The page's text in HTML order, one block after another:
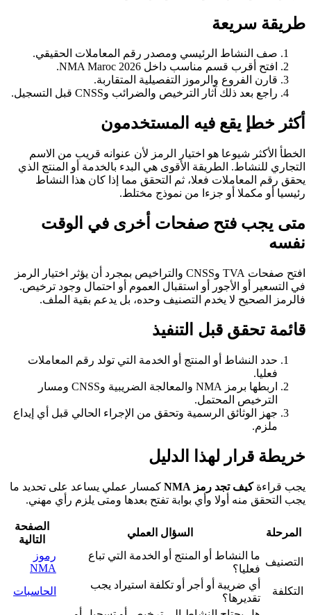
طريقة سريعة
صف النشاط الرئيسي ومصدر رقم المعاملات الحقيقي.
افتح أقرب قسم مناسب داخل NMA Maroc 2026.
قارن الفروع والرموز التفصيلية المتقاربة.
راجع بعد ذلك آثار الترخيص والضرائب وCNSS قبل التسجيل.
أكثر خطإ يقع فيه المستخدمون
الخطأ الأكثر شيوعا هو اختيار الرمز لأن عنوانه قريب من الاسم
التجاري للنشاط. الطريقة الأقوى هي البدء بالخدمة أو المنتج الذي
يحقق رقم المعاملات فعلا، ثم التحقق مما إذا كان هذا النشاط
رئيسيا أو مكملا أو جزءا من نموذج مختلط.
متى يجب فتح صفحات أخرى في الوقت
نفسه
افتح صفحات TVA وCNSS والتراخيص بمجرد أن يؤثر اختيار الرمز
في التسعير أو الأجور أو استقبال العموم أو احتمال وجود ترخيص.
فالرمز الصحيح لا يخدم التصنيف وحده، بل يدعم بقية الملف.
قائمة تحقق قبل التنفيذ
حدد النشاط أو المنتج أو الخدمة التي تولد رقم المعاملات
فعليا.
اربطها برمز NMA والمعالجة الضريبية وCNSS ومسار
الترخيص المحتمل.
جهز الوثائق الرسمية وتحقق من الإجراء الحالي قبل أي إيداع
ملزم.
خريطة قرار لهذا الدليل
يجب قراءةكيف تجد رمز NMA
كمسار عملي يساعد على تحديد ما
يجب التحقق منه أولا وأي بوابة تفتح بعدها ومتى يلزم رأي مهني.
المرحلة السؤال العملي
الصفحة
التالية
التصنيف
ما النشاط أو المنتج أو الخدمة التي تباع
فعليا؟
رموز
NMA
التكلفة
أي ضريبة أو أجر أو تكلفة استيراد يجب
تقديرها؟
الحاسبات